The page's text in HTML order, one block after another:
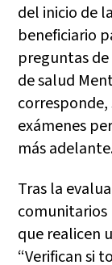
del inicio de
beneficiario
preguntas
de salud
corresponde,
exámenes
más
Tras la
comunitarios
que realicen
“Verifican si